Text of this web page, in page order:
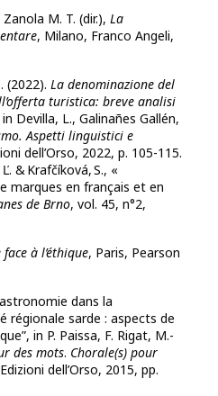
M. T. (dir.), La
, Milano, Franco Angeli,
(2022). La denominazione del
turistica: breve analisi
in Devilla, L., Galinañes Gallén,
Aspetti linguistici e
dell’Orso, 2022, p. 105-115.
& Krafčíková, S., «
marques en français et en
de Brno, vol. 45, n°2,
à l’éthique, Paris, Pearson
dans la
régionale sarde : aspects de
in P. Paissa, F. Rigat, M.-
des mots. Chorale(s) pour
dell’Orso, 2015, pp.